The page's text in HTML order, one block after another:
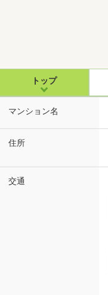
トップ
マンション名
住所
交通